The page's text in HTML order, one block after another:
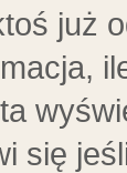
już
się